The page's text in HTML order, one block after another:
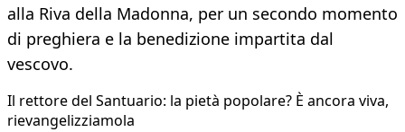
alla Riva della Madonna, per un secondo momento
di preghiera e la benedizione impartita dal
vescovo.
Il rettore del Santuario: la pietà popolare? È ancora viva,
rievangelizziamola